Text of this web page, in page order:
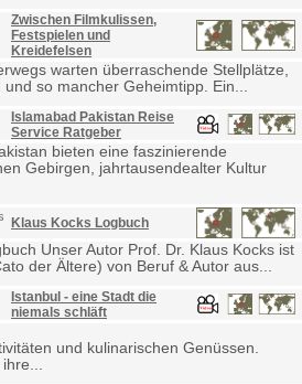
Zwischen Filmkulissen,
Festspielen und
Kreidefelsen
warten überraschende Stellplätze,
so mancher Geheimtipp. Ein...
Islamabad Pakistan Reise
Service Ratgeber
bieten eine faszinierende
Gebirgen, jahrtausendealter Kultur
Klaus Kocks Logbuch
Unser Autor Prof. Dr. Klaus Kocks ist
der Ältere) von Beruf & Autor aus...
Istanbul - eine Stadt die
niemals schläft
und kulinarischen Genüssen.